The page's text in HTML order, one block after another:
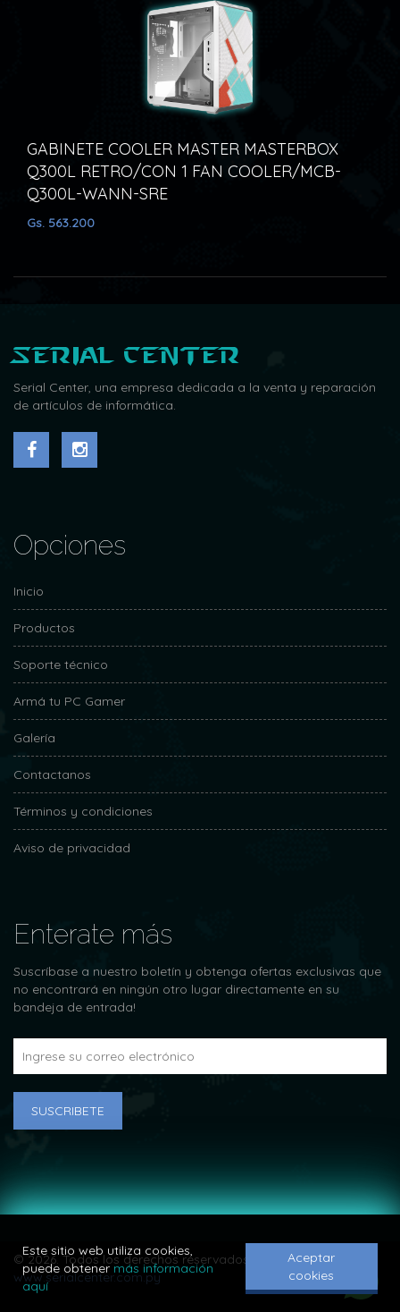
Este sitio web utiliza cookies,
puede obtenermás información
aquí
Aceptar
cookies
GABINETE COOLER MASTER MASTERBOX
Q300L RETRO/CON 1 FAN COOLER/MCB-
Q300L-WANN-SRE
Gs. 563.200
Serial Center
Serial Center, una empresa dedicada a la venta y reparación
de artículos de informática.
Opciones
Inicio
Productos
Soporte técnico
Armá tu PC Gamer
Galería
Contactanos
Términos y condiciones
Aviso de privacidad
Enterate más
Suscríbase a nuestro boletín y obtenga ofertas exclusivas que
no encontrará en ningún otro lugar directamente en su
bandeja de entrada!
SUSCRIBETE
© 2026. Todos los derechos reservados.
www.serialcenter.com.py